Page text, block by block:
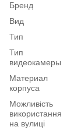
Бренд
Вид
Тип
Тип
видеокамеры
Материал
корпуса
Можливість
використання
на вулиці